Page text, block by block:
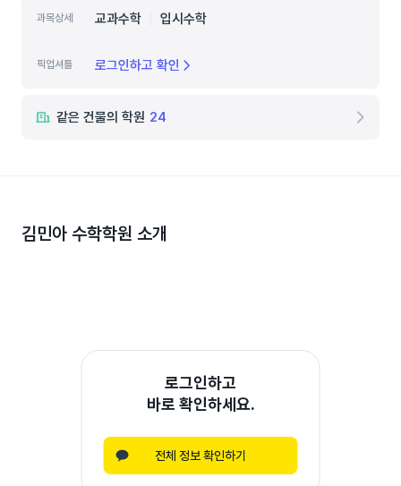
과목상세 교과수학 입시수학
픽업셔틀 로그인하고 확인
같은 건물의 학원 24
김민아 수학학원 소개
로그인하고
바로 확인하세요.
전체 정보 확인하기